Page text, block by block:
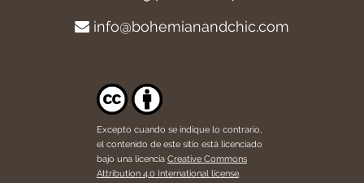
info@bohemianandchic.com
Excepto cuando se indique lo contrario,
el contenido de este sitio está licenciado
bajo una licencia Creative Commons
Attribution 4.0 International license.